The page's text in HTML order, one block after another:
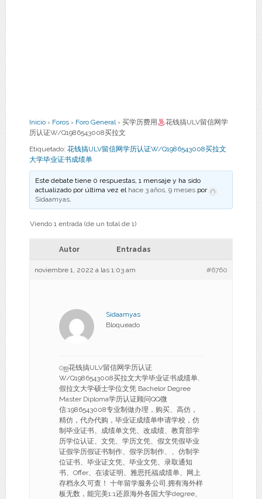
Inicio › Foros › Foro General › 买学历费用
花钱搞ULV留信网学
历认证W/Q1986543008买拉文
Etiquetado: 花钱搞ULV留信网学历认证W/Q1986543008买拉文
大学毕业证书成绩单
Este debate tiene 0 respuestas, 1 mensaje y ha sido
actualizado por última vez el hace 3 años, 9 meses por
Sidaamyas.
Viendo 1 entrada (de un total de 1)
Autor Entradas
noviembre 1, 2022 a las 1:03 am #6760
Sidaamyas
Bloqueado
⊙ஐ花钱搞ULV留信网学历认证
W/Q1986543008买拉文大学毕业证书成绩单,
假拉文大学硕士学位文凭 Bachelor Degree
Master Diploma学历认证顾问QQ微
信:1986543008专业制做办理，购买、高仿，
精仿，代办代购，毕业证成绩单申请学校，仿
制毕业证书、成绩单文凭、改成绩、教育部学
历学位认证、文凭、学历文凭、假文凭假毕业
证假学历假证书制作、假学历制作、、仿制学
位证书、毕业证文凭、毕业文凭、录取通知
书、Offer、在读证明、雅思托福成绩单、网上
存档永久可查！ 十年留学服务公司,拥有海外样
板无数，能完美1:1还原海外各国大学degree、